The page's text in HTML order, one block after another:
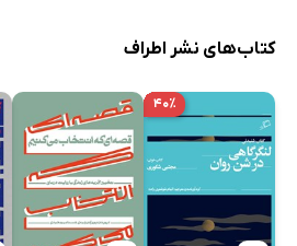
کتاب‌های نشر اطراف
۴۰٪